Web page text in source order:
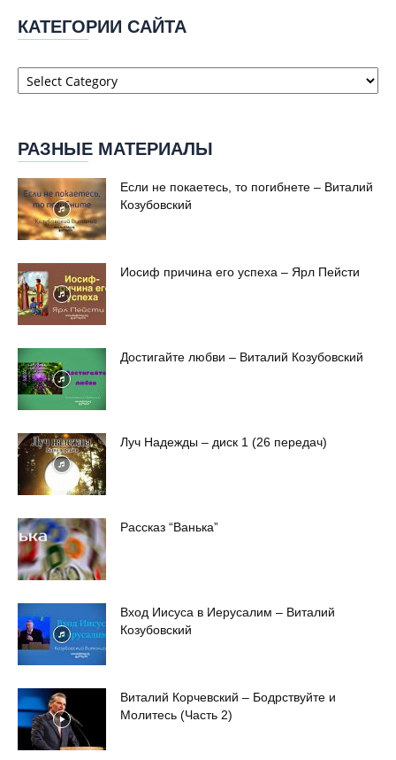
КАТЕГОРИИ САЙТА
Категории
сайта
РАЗНЫЕ МАТЕРИАЛЫ
Если не покаетесь, то погибнете – Виталий
Козубовский
Иосиф причина его успеха – Ярл Пейсти
Достигайте любви – Виталий Козубовский
Луч Надежды – диск 1 (26 передач)
Рассказ “Ванька”
Вход Иисуса в Иерусалим – Виталий
Козубовский
Виталий Корчевский – Бодрствуйте и
Молитесь (Часть 2)